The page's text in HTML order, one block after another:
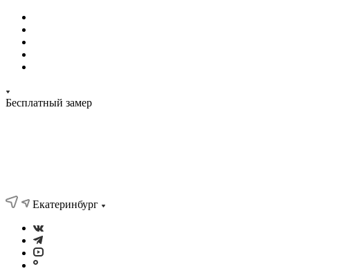
Бесплатный замер
Екатеринбург